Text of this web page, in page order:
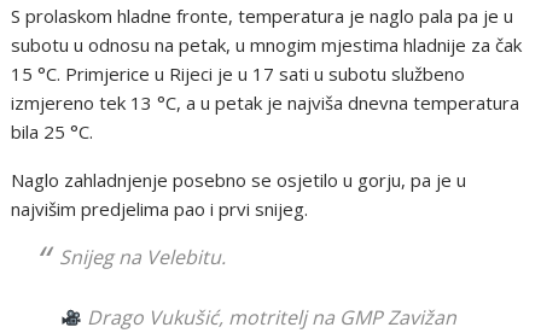
S prolaskom hladne fronte, temperatura je naglo pala pa je u
subotu u odnosu na petak, u mnogim mjestima hladnije za čak
15 °C. Primjerice u Rijeci je u 17 sati u subotu službeno
izmjereno tek 13 °C, a u petak je najviša dnevna temperatura
bila 25 °C.
Naglo zahladnjenje posebno se osjetilo u gorju, pa je u
najvišim predjelima pao i prvi snijeg.
Snijeg na Velebitu.
Drago Vukušić, motritelj na GMP Zavižan